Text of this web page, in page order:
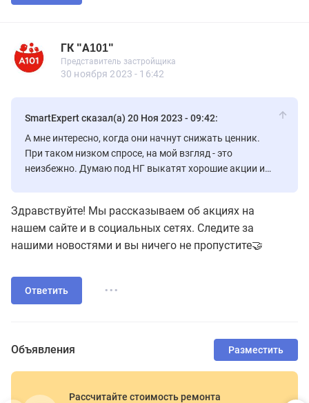
ГК "А101"
ГК "А101"
Представитель застройщика
Представитель застройщика
561 сообщений
30 ноября 2023 - 16:42
SmartExpert сказал(а) 20 Ноя 2023 - 09:42:
А мне интересно, когда они начнут снижать ценник.
При таком низком спросе, на мой взгляд - это
неизбежно. Думаю под НГ выкатят хорошие акции и
Здравствуйте! Мы рассказываем об акциях на
нашем сайте и в социальных сетях. Следите за
нашими новостями и вы ничего не пропустите🤝
Ответить ...
Объявления Разместить
Рассчитайте стоимость ремонта